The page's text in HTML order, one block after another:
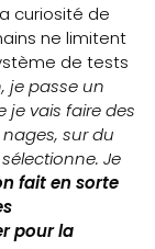
curiosité de
ne limitent
de tests
je passe un
je vais faire des
sur du
Je
fait en sorte
pour la